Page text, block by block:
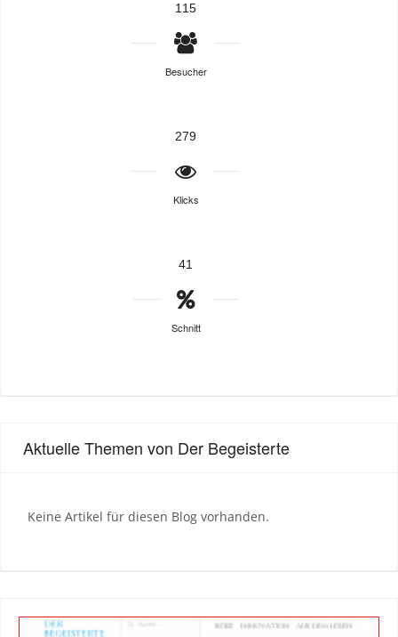
115
Besucher
279
Klicks
41
Schnitt
Aktuelle Themen von Der Begeisterte
Keine Artikel für diesen Blog vorhanden.